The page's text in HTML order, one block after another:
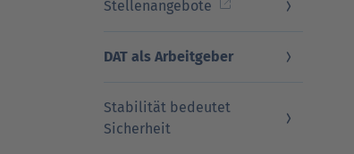
DAT Akademie: Webinare &
DAT Akademie: Webinare &
DAT Report Newsletter
Stellenangebote
DAT als Arbeitgeber
Stabilität bedeutet
Sicherheit